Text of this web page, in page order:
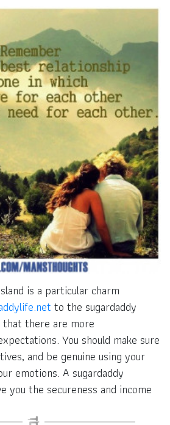
is a particular charm
to the sugardaddy
there are more
You should make sure
and be genuine using your
emotions. A sugardaddy
you the secureness and income